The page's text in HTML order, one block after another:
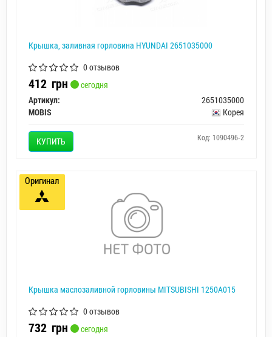
Крышка, заливная горловина HYUNDAI 2651035000
0 отзывов
412 грн
сегодня
Артикул:
2651035000
MOBIS
Корея
КУПИТЬ Код: 1090496-2
Крышка маслозаливной горловины MITSUBISHI 1250A015
0 отзывов
732 грн
сегодня
Оригинал